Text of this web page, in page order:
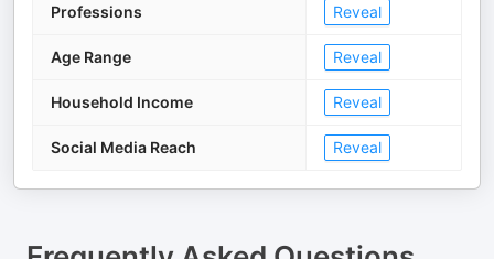
Professions Reveal
Age Range Reveal
Household Income Reveal
Social Media Reach Reveal